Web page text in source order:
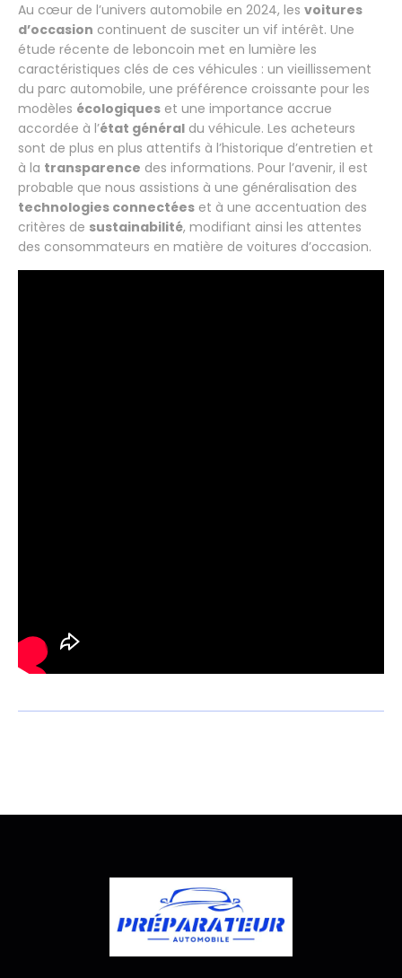
Au cœur de l’univers automobile en 2024, les voitures
d’occasion continuent de susciter un vif intérêt. Une
étude récente de leboncoin met en lumière les
caractéristiques clés de ces véhicules : un vieillissement
du parc automobile, une préférence croissante pour les
modèles écologiques et une importance accrue
accordée à l’état général du véhicule. Les acheteurs
sont de plus en plus attentifs à l’historique d’entretien et
à la transparence des informations. Pour l’avenir, il est
probable que nous assistions à une généralisation des
technologies connectées et à une accentuation des
critères de sustainabilité, modifiant ainsi les attentes
des consommateurs en matière de voitures d’occasion.